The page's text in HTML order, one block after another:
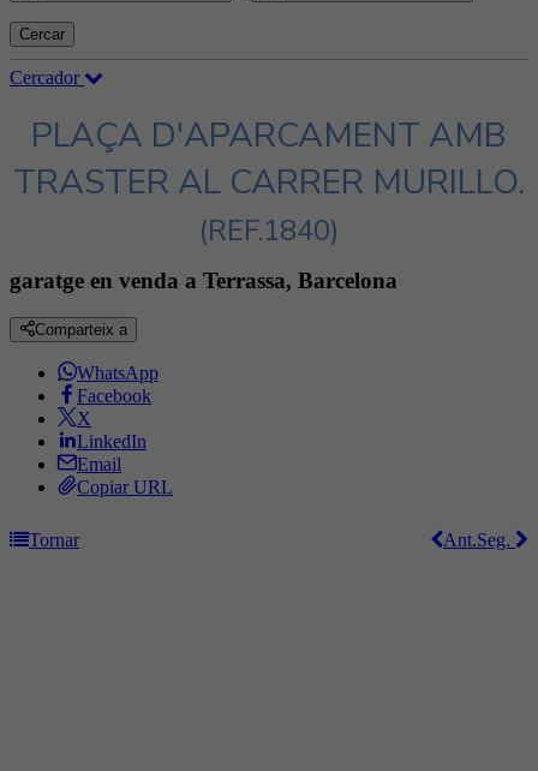
Cercar
Cercador
PLAÇA D'APARCAMENT AMB
TRASTER AL CARRER MURILLO.
(REF.1840)
garatge en venda a Terrassa, Barcelona
Comparteix a
WhatsApp
Facebook
X
LinkedIn
Email
Copiar URL
Tornar Seg.
Ant.